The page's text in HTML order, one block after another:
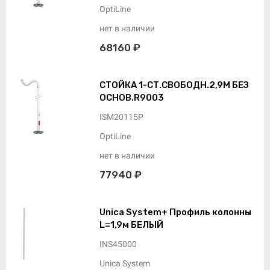
OptiLine
нет в наличии
68160 ₽
СТОЙКА 1-СТ.СВОБОДН.2,9М БЕЗ
ОСНОВ.R9003
ISM20115P
OptiLine
нет в наличии
77940 ₽
Unica System+ Профиль колонны
L=1,9м БЕЛЫЙ
INS45000
Unica System